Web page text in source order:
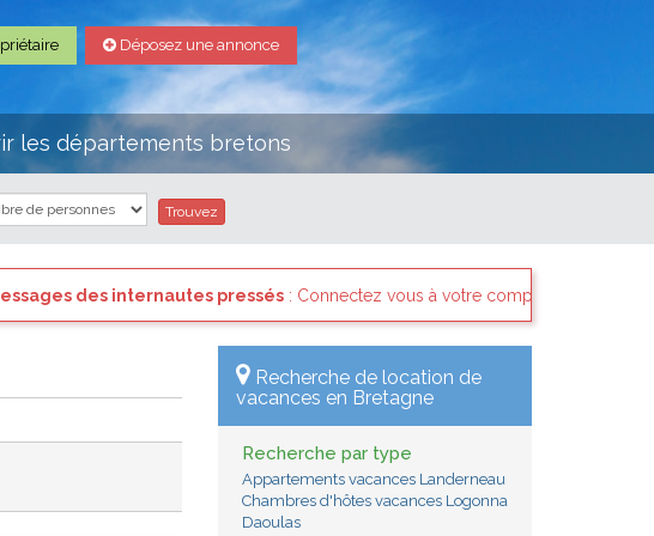
Déposez une annonce
les départements bretons
pressés: Connectez vous à votre compte et consultez les "Messages
Recherche de location de
vacances en Bretagne
Recherche par type
Appartements vacances Landerneau
Chambres d'hôtes vacances Logonna
Daoulas